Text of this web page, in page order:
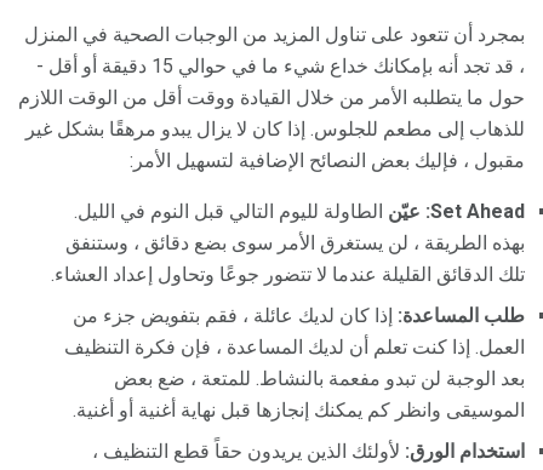
بمجرد أن تتعود على تناول المزيد من الوجبات الصحية في المنزل
، قد تجد أنه بإمكانك خداع شيء ما في حوالي 15 دقيقة أو أقل -
حول ما يتطلبه الأمر من خلال القيادة ووقت أقل من الوقت اللازم
للذهاب إلى مطعم للجلوس. إذا كان لا يزال يبدو مرهقًا بشكل غير
مقبول ، فإليك بعض النصائح الإضافية لتسهيل الأمر:
Set Ahead: عيّن
الطاولة لليوم التالي قبل النوم في الليل.
بهذه الطريقة ، لن يستغرق الأمر سوى بضع دقائق ، وستنفق
تلك الدقائق القليلة عندما لا تتضور جوعًا وتحاول إعداد العشاء.
طلب المساعدة: إذا كان لديك عائلة ، فقم بتفويض جزء من
العمل. إذا كنت تعلم أن لديك المساعدة ، فإن فكرة التنظيف
بعد الوجبة لن تبدو مفعمة بالنشاط. للمتعة ، ضع بعض
الموسيقى وانظر كم يمكنك إنجازها قبل نهاية أغنية أو أغنية.
استخدام الورق: لأولئك الذين يريدون حقاً قطع التنظيف ،